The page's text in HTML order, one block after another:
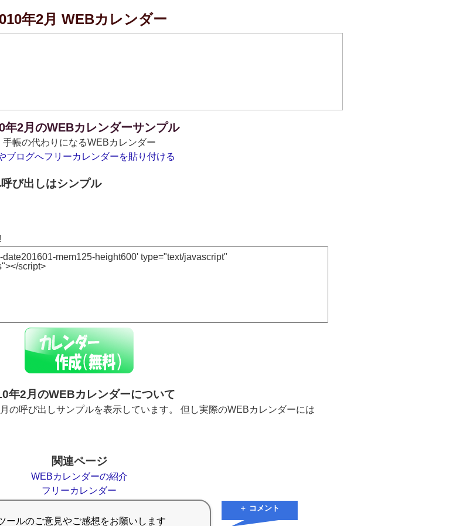
年2月 WEBカレンダー
年2月のWEBカレンダーサンプル
手帳の代わりになるWEBカレンダー
ブログへフリーカレンダーを貼り付ける
び出しはシンプル
年2月のWEBカレンダーについて
の呼び出しサンプルを表示しています。 但し実際のWEBカレンダーには
関連ページ
WEBカレンダーの紹介
フリーカレンダー
＋ コメント